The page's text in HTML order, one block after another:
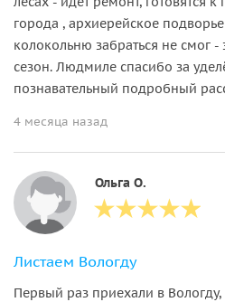
города , архиерейское
колокольню забраться не смог
сезон. Людмиле спасибо за
познавательный подробный
4 месяца назад
Ольга О.
Листаем Вологду
Первый раз приехали в